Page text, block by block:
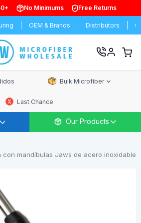
No Minimums Free Returns
OEM & Brands Distributors
Ver
Bulk Microfiber
Last Chance
Our Products
con mandíbulas Jaws de acero inoxidable